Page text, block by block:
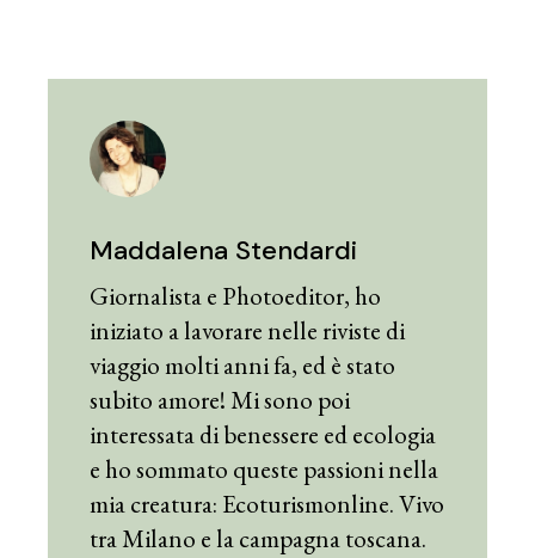
Maddalena Stendardi
Giornalista e Photoeditor, ho
iniziato a lavorare nelle riviste di
viaggio molti anni fa, ed è stato
subito amore! Mi sono poi
interessata di benessere ed ecologia
e ho sommato queste passioni nella
mia creatura: Ecoturismonline. Vivo
tra Milano e la campagna toscana.